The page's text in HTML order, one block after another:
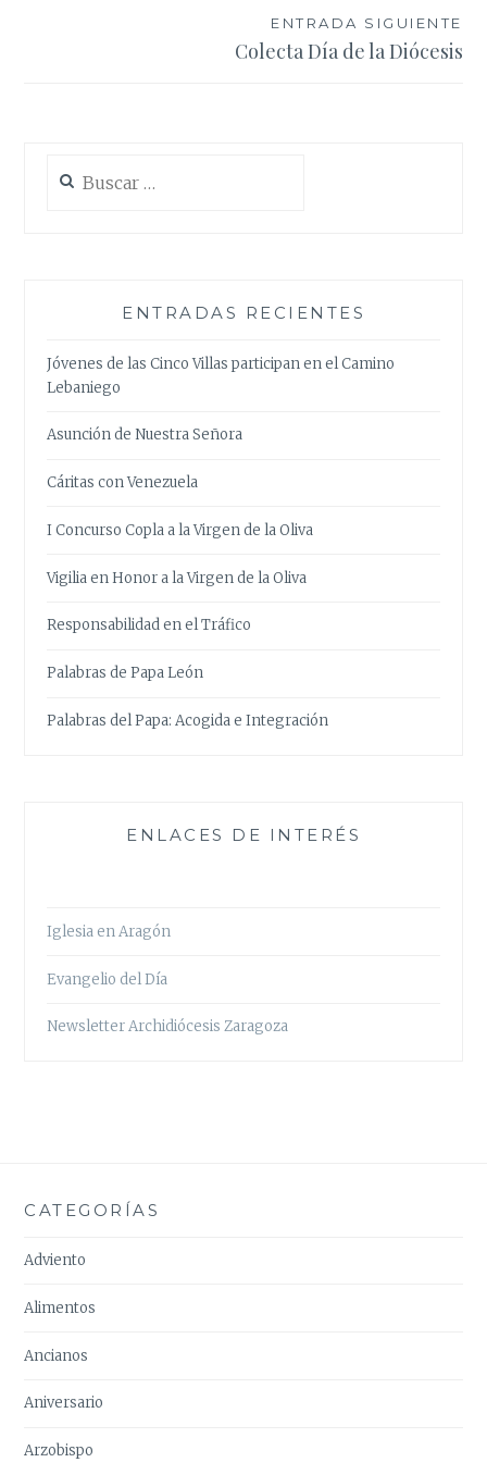
ENTRADA SIGUIENTE
Colecta Día de la Diócesis
ENTRADAS RECIENTES
Jóvenes de las Cinco Villas participan en el Camino
Lebaniego
Asunción de Nuestra Señora
Cáritas con Venezuela
I Concurso Copla a la Virgen de la Oliva
Vigilia en Honor a la Virgen de la Oliva
Responsabilidad en el Tráfico
Palabras de Papa León
Palabras del Papa: Acogida e Integración
ENLACES DE INTERÉS
Iglesia en Aragón
Evangelio del Día
Newsletter Archidiócesis Zaragoza
CATEGORÍAS
Adviento
Alimentos
Ancianos
Aniversario
Arzobispo